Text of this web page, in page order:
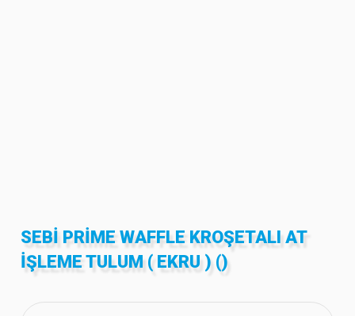
SEBİ PRİME WAFFLE KROŞETALI AT
İŞLEME TULUM ( EKRU ) ()